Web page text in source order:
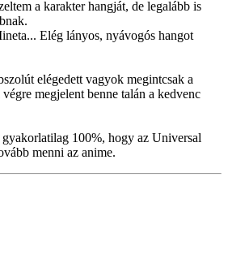
a karakter hangját, de legalább is
Elég lányos, nyávogós hangot
elégedett vagyok megintcsak a
megjelent benne talán a kedvenc
100%, hogy az Universal
menni az anime.